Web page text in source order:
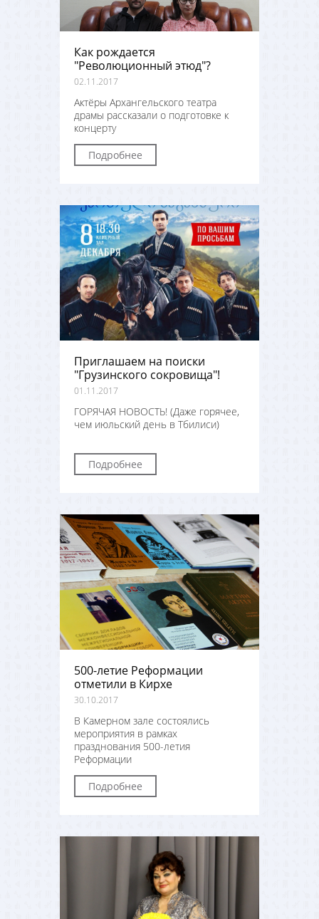
Как рождается
"Революционный этюд"?
02.11.2017
Актёры Архангельского театра
драмы рассказали о подготовке к
концерту
Подробнее
Приглашаем на поиски
"Грузинского сокровища"!
01.11.2017
ГОРЯЧАЯ НОВОСТЬ! (Даже горячее,
чем июльский день в Тбилиси)
Подробнее
500-летие Реформации
отметили в Кирхе
30.10.2017
В Камерном зале состоялись
мероприятия в рамках
празднования 500-летия
Реформации
Подробнее